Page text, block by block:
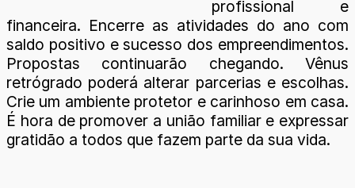
profissional e
financeira. Encerre as atividades do ano com
saldo positivo e sucesso dos empreendimentos.
Propostas continuarão chegando. Vênus
retrógrado poderá alterar parcerias e escolhas.
Crie um ambiente protetor e carinhoso em casa.
É hora de promover a união familiar e expressar
gratidão a todos que fazem parte da sua vida.